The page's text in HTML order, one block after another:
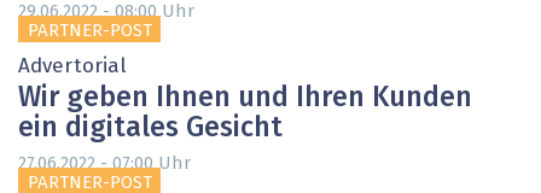
29.06.2022 - 08:00 Uhr
PARTNER-POST
Advertorial
Wir geben Ihnen und Ihren Kunden
ein digitales Gesicht
27.06.2022 - 07:00 Uhr
PARTNER-POST